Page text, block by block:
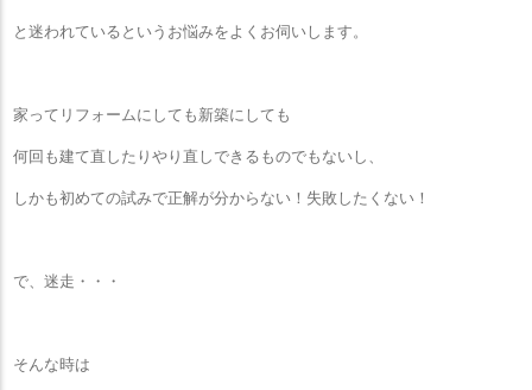
と迷われているというお悩みをよくお伺いします。
家ってリフォームにしても新築にしても
何回も建て直したりやり直しできるものでもないし、
しかも初めての試みで正解が分からない！失敗したくない！
で、迷走・・・
そんな時は